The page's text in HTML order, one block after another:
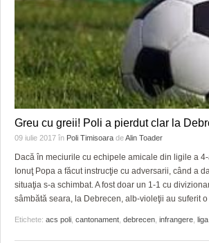
Greu cu greii! Poli a pierdut clar la
09 iulie 2017 în Poli Timisoara deAlin Toader
Dacă în meciurile cu echipele amicale din ligile a
Ionuţ Popa a făcut instrucţie cu adversarii, când a
situaţia s-a schimbat. A fost doar un 1-1 cu
sâmbătă seara, la Debrecen, alb-violeţii au suferit o
Etichete: acs poli cantonament debrecen infrangere